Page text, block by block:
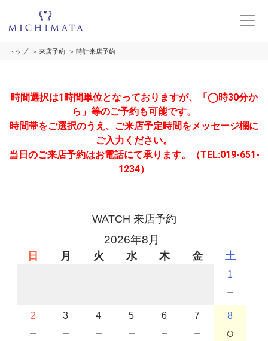
トップ 来店予約 時計来店予約
時間選択は1時間単位となっておりますが、「◯時30分か
ら」等のご予約も可能です。
時間帯をご選択のうえ、ご来店予定時間をメッセージ欄に
ご入力ください。
当日のご来店予約はお電話にて承ります。（TEL:019-651-
1234）
WATCH 来店予約
2026年8月
日 月 火 水 木 金 土
1
－
2
－
3
－
4
－
5
－
6
－
7
－
8
○